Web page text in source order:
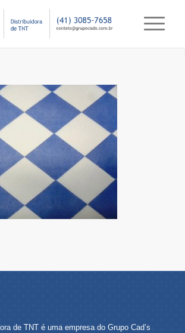
de TNT é uma empresa do Grupo Cad’s